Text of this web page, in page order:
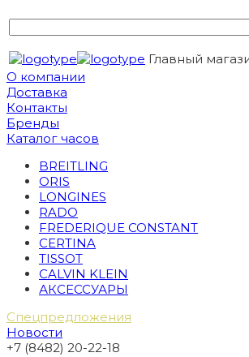
Главный
О компании
Доставка
Контакты
Бренды
Каталог часов
BREITLING
ORIS
LONGINES
RADO
FREDERIQUE CONSTANT
CERTINA
TISSOT
CALVIN KLEIN
АКСЕССУАРЫ
Спецпредложения
Новости
+7 (8482) 20-22-18